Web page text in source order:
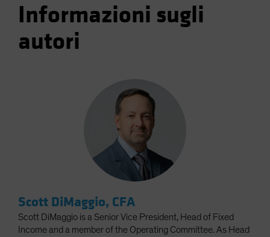
Informazioni sugli
autori
Scott DiMaggio, CFA
Scott DiMaggio is a Senior Vice President, Head of Fixed
Income and a member of the Operating Committee. As Head